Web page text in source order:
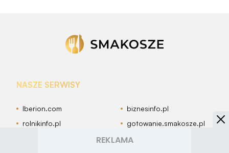
NASZE SERWISY
Iberion.com
biznesinfo.pl
rolnikinfo.pl
gotowanie.smakosze.pl
news.swiatgwiazd.pl